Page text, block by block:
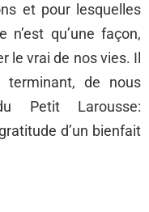
et pour lesquelles
qu’une façon,
le vrai de nos vies. Il
terminant, de nous
Petit Larousse:
d’un bienfait